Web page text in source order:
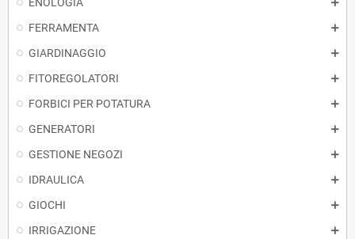
FERRAMENTA
GIARDINAGGIO
FITOREGOLATORI
FORBICI PER POTATURA
GENERATORI
GESTIONE NEGOZI
IDRAULICA
GIOCHI
IRRIGAZIONE